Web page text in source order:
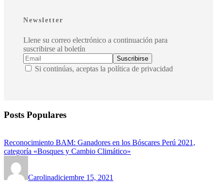
Newsletter
Llene su correo electrónico a continuación para
suscribirse al boletín
Si continúas, aceptas la política de privacidad
Posts Populares
Reconocimiento BAM: Ganadores en los Bóscares Perú 2021,
categoría «Bosques y Cambio Climático»
Carolinadiciembre 15, 2021